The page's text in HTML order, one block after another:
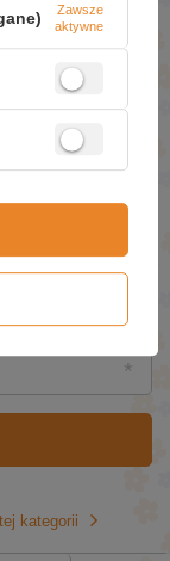
kategorii
Zawsze
aktywne